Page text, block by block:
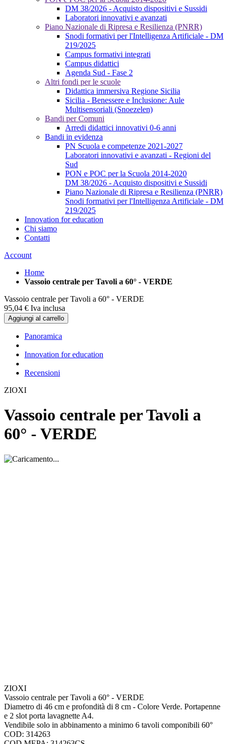
DM 38/2026 - Acquisto dispositivi e Sussidi
Laboratori innovativi e avanzati
Piano Nazionale di Ripresa e Resilienza (PNRR)
Snodi formativi per l'Intelligenza Artificiale - DM
219/2025
Campus formativi integrati
Campus didattici
Agenda Sud - Fase 2
Altri fondi per le scuole
Didattica immersiva Regione Sicilia
Sicilia - Benessere e Inclusione: Aule
Multisensoriali (Snoezelen)
Bandi per Comuni
Arredi didattici innovativi 0-6 anni
Bandi in evidenza
PN Scuola e competenze 2021-2027
Laboratori innovativi e avanzati - Regioni del
Sud
PON e POC per la Scuola 2014-2020
DM 38/2026 - Acquisto dispositivi e Sussidi
Piano Nazionale di Ripresa e Resilienza (PNRR)
Snodi formativi per l'Intelligenza Artificiale - DM
219/2025
Innovation for education
Chi siamo
Contatti
Account
Home
Vassoio centrale per Tavoli a 60° - VERDE
Vassoio centrale per Tavoli a 60° - VERDE
95,04 € Iva inclusa
Aggiungi al carrello
Panoramica
Innovation for education
Recensioni
ZIOXI
Vassoio centrale per Tavoli a
60° - VERDE
ZIOXI
Vassoio centrale per Tavoli a 60° - VERDE
Diametro di 46 cm e profondità di 8 cm - Colore Verde. Portapenne
e 2 slot porta lavagnette A4.
Vendibile solo in abbinamento a minimo 6 tavoli componibili 60°
COD: 314263